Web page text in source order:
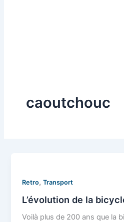
caoutchouc
Retro,Transport
L’évolution de la
Voilà plus de 200 ans que la